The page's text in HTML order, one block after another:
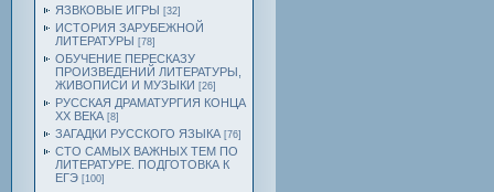
ЯЗВКОВЫЕ ИГРЫ [32]
ИСТОРИЯ ЗАРУБЕЖНОЙ
ЛИТЕРАТУРЫ [78]
ОБУЧЕНИЕ ПЕРЕСКАЗУ
ПРОИЗВЕДЕНИЙ ЛИТЕРАТУРЫ,
ЖИВОПИСИ И МУЗЫКИ [26]
РУССКАЯ ДРАМАТУРГИЯ КОНЦА
ХХ ВЕКА [8]
ЗАГАДКИ РУССКОГО ЯЗЫКА [76]
СТО САМЫХ ВАЖНЫХ ТЕМ ПО
ЛИТЕРАТУРЕ. ПОДГОТОВКА К
ЕГЭ [100]